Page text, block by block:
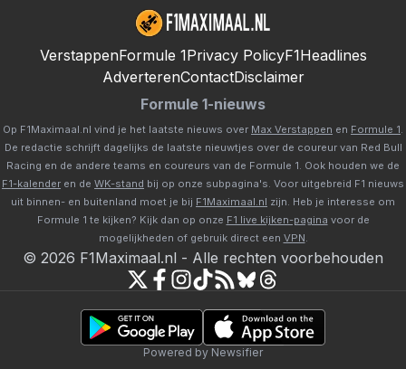
VerstappenFormule 1Privacy PolicyF1Headlines
AdverterenContactDisclaimer
Formule 1-nieuws
Op F1Maximaal.nl vind je het laatste nieuws over Max Verstappen en Formule 1.
De redactie schrijft dagelijks de laatste nieuwtjes over de coureur van Red Bull
Racing en de andere teams en coureurs van de Formule 1. Ook houden we de
F1-kalender en de WK-stand bij op onze subpagina's. Voor uitgebreid F1 nieuws
uit binnen- en buitenland moet je bij F1Maximaal.nl zijn. Heb je interesse om
Formule 1 te kijken? Kijk dan op onze F1 live kijken-pagina voor de
mogelijkheden of gebruik direct een VPN.
© 2026 F1Maximaal.nl - Alle rechten voorbehouden
Powered by Newsifier